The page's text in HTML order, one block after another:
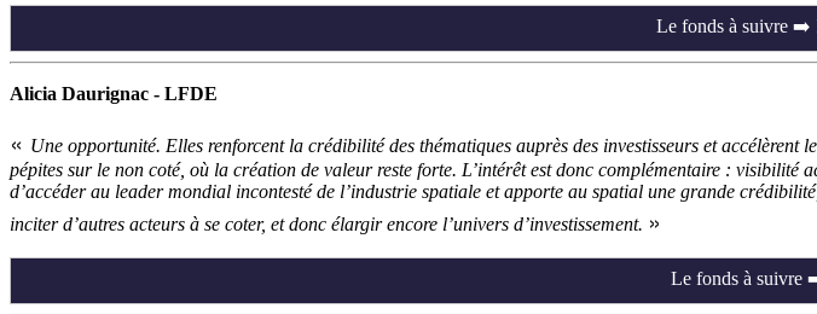
Le fonds à suivre ➡️
Alicia Daurignac - LFDE
« Une opportunité. Elles renforcent la crédibilité des thématiques auprès des investisseurs et
pépites sur le non coté, où la création de valeur reste forte. L’intérêt est donc complémentaire :
d’accéder au leader mondial incontesté de l’industrie spatiale et apporte au spatial une grande
inciter d’autres acteurs à se coter, et donc élargir encore l’univers d’investissement. »
Le fonds à suivre